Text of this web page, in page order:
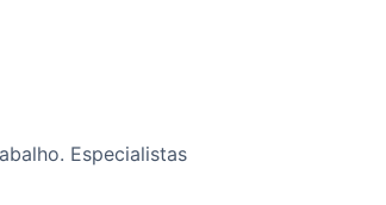
Especialistas